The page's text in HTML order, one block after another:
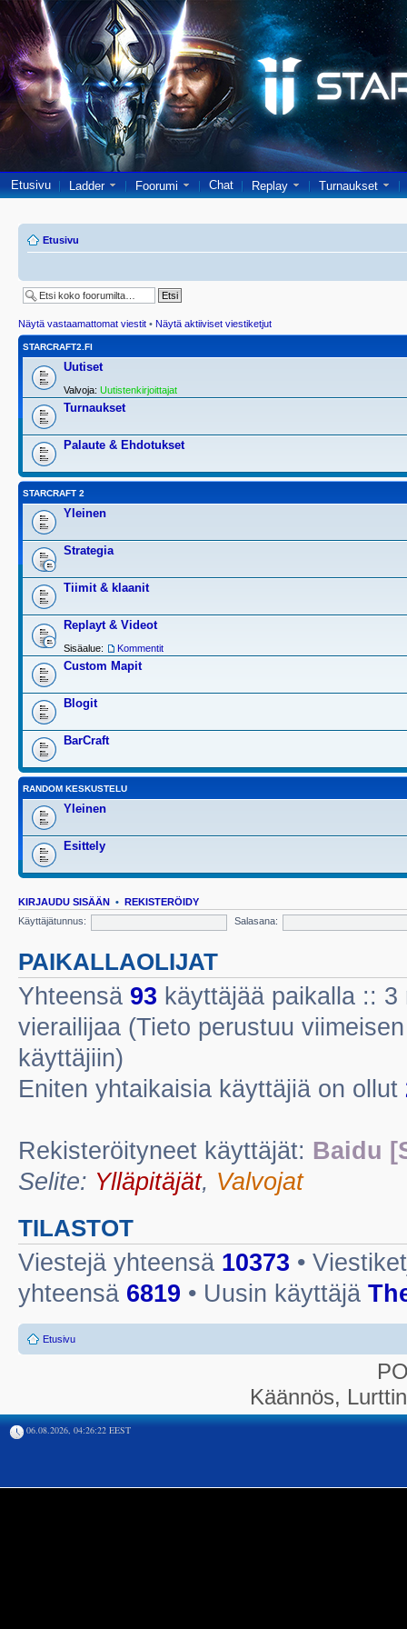
Etusivu Ladder Foorumi Chat Replay Turnaukset
Etusivu
Näytä vastaamattomat viestit • Näytä aktiiviset viestiketjut
STARCRAFT2.FI
Uutiset
Valvoja: Uutistenkirjoittajat
Turnaukset
Palaute & Ehdotukset
STARCRAFT 2
Yleinen
Strategia
Tiimit & klaanit
Replayt & Videot
Sisäalue: Kommentit
Custom Mapit
Blogit
BarCraft
RANDOM KESKUSTELU
Yleinen
Esittely
KIRJAUDU SISÄÄN • REKISTERÖIDY
Käyttäjätunnus:
Salasana:
PAIKALLAOLIJAT
Yhteensä 93 käyttäjää paikalla ::
vierailijaa (Tieto perustuu
käyttäjiin)
Eniten yhtaikaisia käyttäjiä on ollut
Rekisteröityneet käyttäjät: Baidu
Selite: Ylläpitäjät, Valvojat
TILASTOT
Viestejä yhteensä 10373 •
yhteensä 6819 • Uusin käyttäjä
Etusivu
Käännös,
06.08.2026, 04:26:22 EEST